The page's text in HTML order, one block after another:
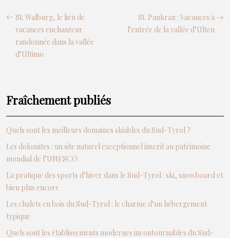
St. Walburg, le lieu de
vacances enchanteur
randonnée dans la vallée
d’Ultimo
St. Pankraz : Vacances à
l’entrée de la vallée d’Ulten
Fraîchement publiés
Quels sont les meilleurs domaines skiables du Sud-Tyrol ?
Les dolomites : un site naturel exceptionnel inscrit au patrimoine
mondial de l’UNESCO
La pratique des sports d’hiver dans le Sud-Tyrol : ski, snowboard et
bien plus encore
Les chalets en bois du Sud-Tyrol : le charme d’un hébergement
typique
Quels sont les établissements modernes incontournables du Sud-